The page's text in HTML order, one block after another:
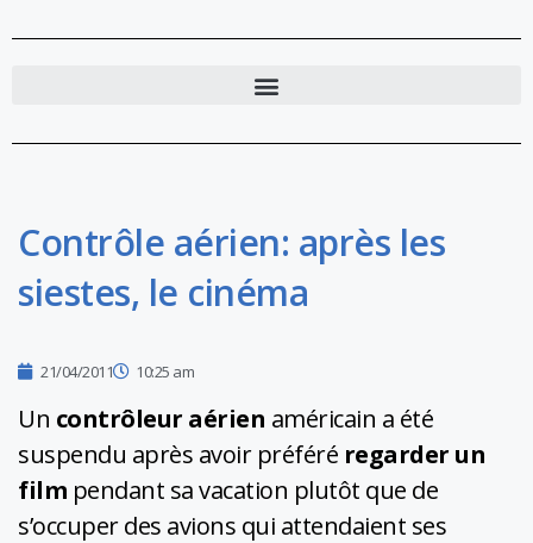
Contrôle aérien: après les
siestes, le cinéma
21/04/2011 10:25 am
Un contrôleur aérien américain a été
suspendu après avoir préféré regarder un
film pendant sa vacation plutôt que de
s’occuper des avions qui attendaient ses